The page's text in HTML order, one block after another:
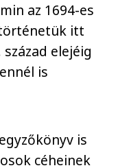
az 1694-es
itt
elejéig
is
is
céheinek